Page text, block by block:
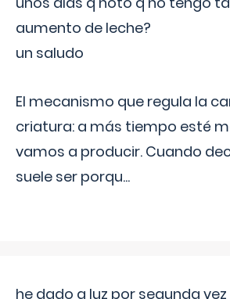
aumento de leche?
un saludo
El mecanismo que regula la
criatura: a más tiempo esté
vamos a producir. Cuando
suele ser porqu...
he dado a luz por segunda